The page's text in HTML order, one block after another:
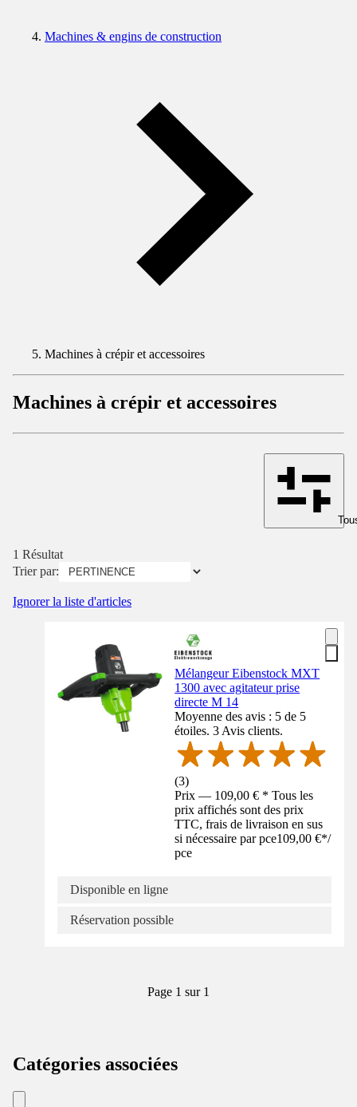
Machines & engins de construction
Machines à crépir et accessoires
Machines à crépir et accessoires
1 Résultat
Trier par:
Ignorer la liste d'articles
Mélangeur Eibenstock MXT
1300 avec agitateur prise
directe M 14
Moyenne des avis : 5 de 5
étoiles. 3 Avis clients.
(3)
Prix — 109,00 € * Tous les
prix affichés sont des prix
TTC, frais de livraison en sus
si nécessaire par pce109,00 €*/
pce
Disponible en ligne
Réservation possible
Page 1 sur 1
Catégories associées